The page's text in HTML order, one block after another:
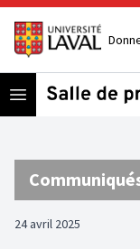
Open menu
24 avril 2025